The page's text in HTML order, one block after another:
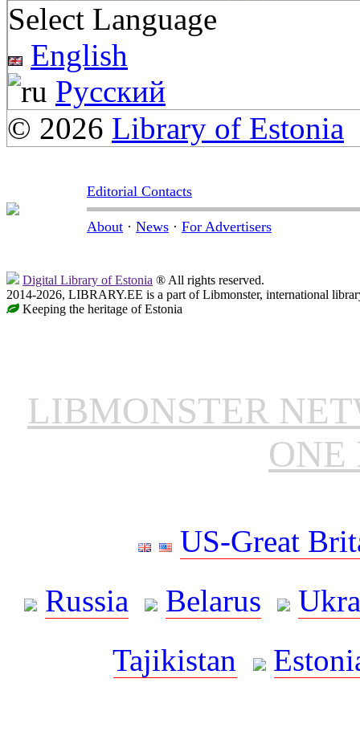
Select Language
English
Русский
© 2026 Library of Estonia
Editorial Contacts
About · News · For Advertisers
Digital Library of Estonia ® All rights reserved.
2014-2026, LIBRARY.EE is a part of Libmonster, international
Keeping the heritage of Estonia
LIBMONSTER
ONE
US-Great
Russia
Belarus
Tajikistan